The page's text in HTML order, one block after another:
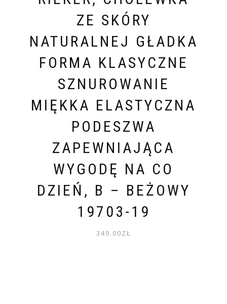
ZE SKÓRY
NATURALNEJ GŁADKA
FORMA KLASYCZNE
SZNUROWANIE
MIĘKKA ELASTYCZNA
PODESZWA
ZAPEWNIAJĄCA
WYGODĘ NA CO
DZIEŃ, B – BEŻOWY
19703-19
349.00ZŁ